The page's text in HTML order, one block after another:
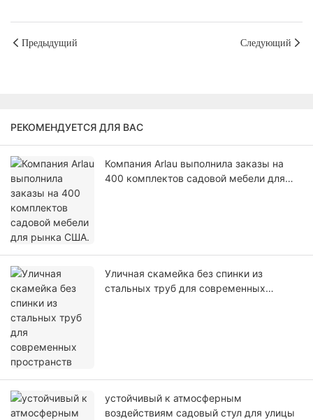
Предыдущий Следующий
РЕКОМЕНДУЕТСЯ ДЛЯ ВАС
Компания Arlau выполнила заказы на
400 комплектов садовой мебели для
Уличная скамейка без спинки из
стальных труб для современных
устойчивый к атмосферным
воздействиям садовый стул для улицы